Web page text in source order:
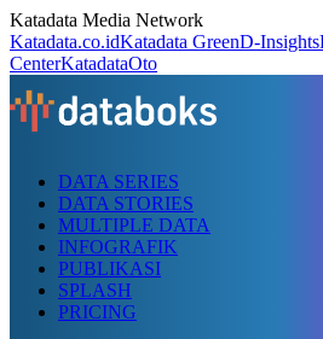
Katadata Media Network
Katadata.co.idKatadata GreenD-Insights
CenterKatadataOto
DATA SERIES
DATA STORIES
MULTIPLE DATA
INFOGRAFIK
PUBLIKASI
SPLASH
PRICING